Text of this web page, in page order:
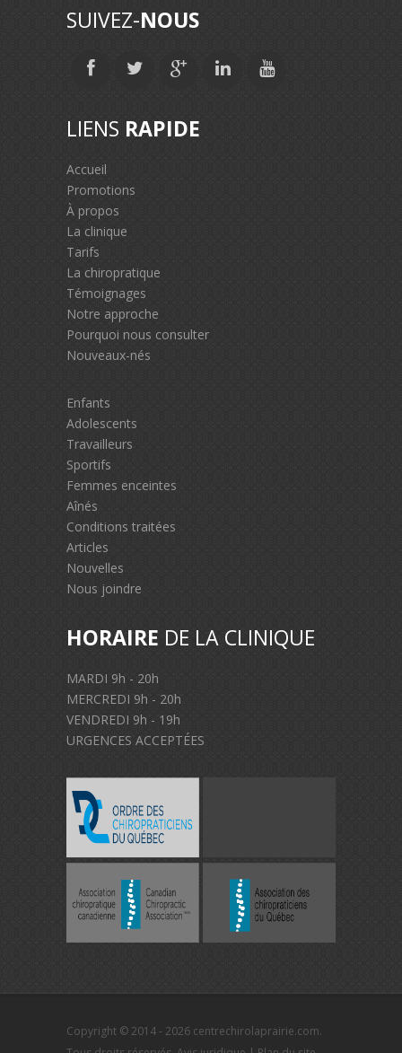
SUIVEZ-NOUS
LIENS RAPIDE
Accueil
Promotions
À propos
La clinique
Tarifs
La chiropratique
Témoignages
Notre approche
Pourquoi nous consulter
Nouveaux-nés
Enfants
Adolescents
Travailleurs
Sportifs
Femmes enceintes
Aînés
Conditions traitées
Articles
Nouvelles
Nous joindre
HORAIRE DE LA CLINIQUE
MARDI 9h - 20h
MERCREDI 9h - 20h
VENDREDI 9h - 19h
URGENCES ACCEPTÉES
Copyright © 2014 - 2026 centrechirolaprairie.com.